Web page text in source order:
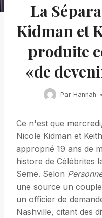
La
Kidman et
produite
«de
Par Hannah
Ce n'est que
Nicole Kidman et
approprié 19 ans de
histore de Célébrites
Seme. Selon
une source un
un officier de
Nashville, citant des